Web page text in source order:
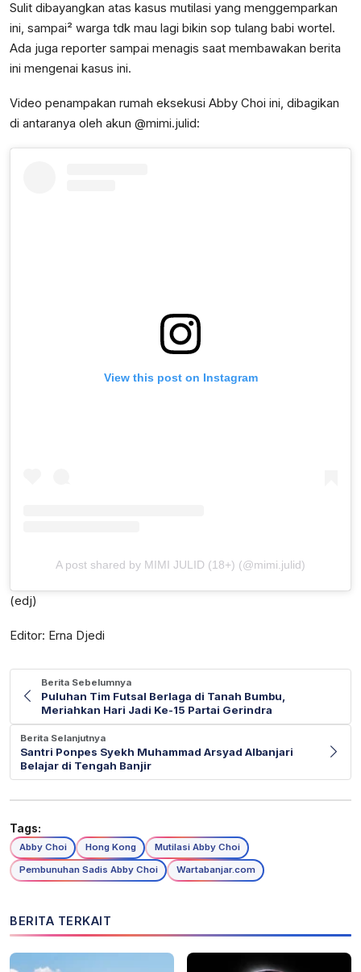
Sulit dibayangkan atas kasus mutilasi yang menggemparkan
ini, sampai² warga tdk mau lagi bikin sop tulang babi wortel.
Ada juga reporter sampai menagis saat membawakan berita
ini mengenai kasus ini.
Video penampakan rumah eksekusi Abby Choi ini, dibagikan
di antaranya oleh akun @mimi.julid:
View this post on Instagram
A post shared by MIMI JULID (18+) (@mimi.julid)
(edj)
Editor: Erna Djedi
Berita Sebelumnya
Puluhan Tim Futsal Berlaga di Tanah Bumbu,
Meriahkan Hari Jadi Ke-15 Partai Gerindra
Berita Selanjutnya
Santri Ponpes Syekh Muhammad Arsyad Albanjari
Belajar di Tengah Banjir
Tags:
Abby Choi Hong Kong
Mutilasi Abby Choi
Pembunuhan Sadis Abby Choi
Wartabanjar.com
BERITA TERKAIT